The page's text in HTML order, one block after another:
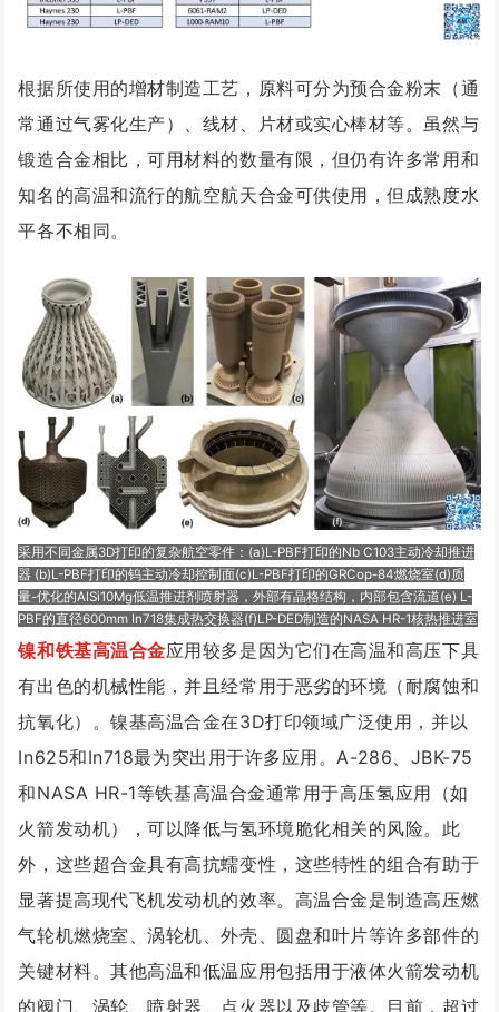
根据所使用的增材制造工艺，原料可分为预合金粉末（通
常通过气雾化生产）、线材、片材或实心棒材等。虽然与
锻造合金相比，可用材料的数量有限，但仍有许多常用和
知名的高温和流行的航空航天合金可供使用，但成熟度水
平各不相同。
采用不同金属3D打印的复杂航空零件：(a)L-PBF打印的Nb C103主动冷却推进
器 (b)L-PBF打印的钨主动冷却控制面(c)L-PBF打印的GRCop-84燃烧室(d)质
量-优化的AlSi10Mg低温推进剂喷射器，外部有晶格结构，内部包含流道(e) L-
PBF的直径600mm In718集成热交换器(f)LP-DED制造的NASA HR-1核热推进室
镍和铁基高温合金应用较多是因为它们在高温和高压下具
有出色的机械性能，并且经常用于恶劣的环境（耐腐蚀和
抗氧化）。镍基高温合金在3D打印领域广泛使用，并以
In625和In718最为突出用于许多应用。A-286、JBK-75
和NASA HR-1等铁基高温合金通常用于高压氢应用（如
火箭发动机），可以降低与氢环境脆化相关的风险。此
外，这些超合金具有高抗蠕变性，这些特性的组合有助于
显著提高现代飞机发动机的效率。高温合金是制造高压燃
气轮机燃烧室、涡轮机、外壳、圆盘和叶片等许多部件的
关键材料。其他高温和低温应用包括用于液体火箭发动机
的阀门、涡轮、喷射器、点火器以及歧管等。目前，超过